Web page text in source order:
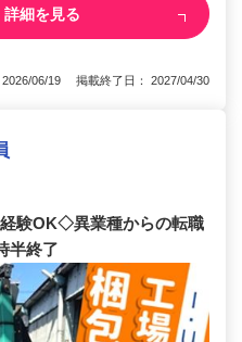
詳細を見る
2026/06/19 掲載終了日： 2027/04/30
経験OK◇異業種からの転職
半終了